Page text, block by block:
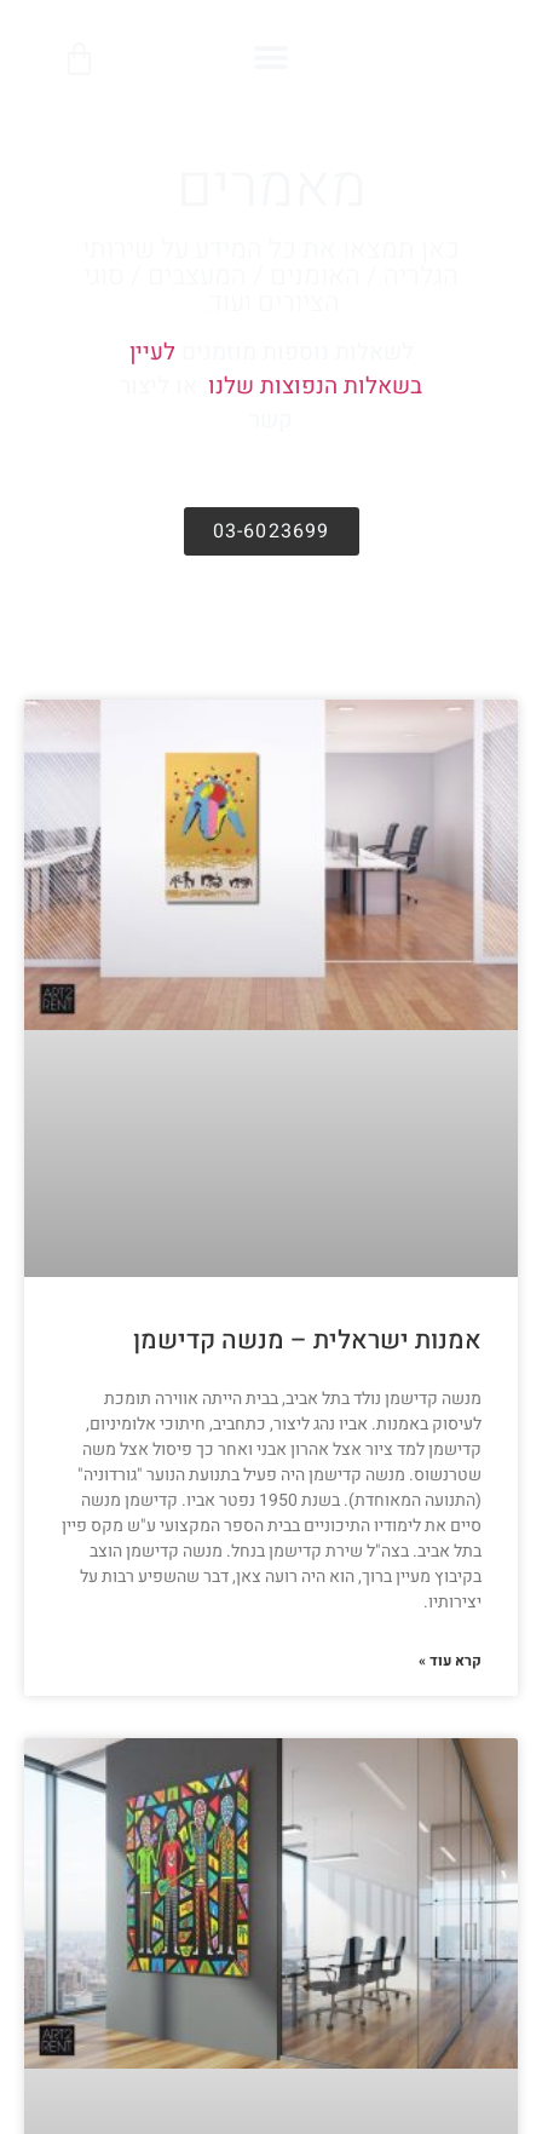
לעיין
בשאלות הנפוצות שלנו
03-6023699
אמנות ישראלית – מנשה קדישמן
מנשה קדישמן נולד בתל אביב, בבית הייתה אווירה תומכת
לעיסוק באמנות. אביו נהג ליצור, כתחביב, חיתוכי אלומיניום,
קדישמן למד ציור אצל אהרון אבני ואחר כך פיסול אצל משה
שטרנשוס. מנשה קדישמן היה פעיל בתנועת הנוער "גורדוניה"
(התנועה המאוחדת). בשנת 1950 נפטר אביו. קדישמן מנשה
סיים את לימודיו התיכוניים בבית הספר המקצועי ע"ש מקס פיין
בתל אביב. בצה"ל שירת קדישמן בנחל. מנשה קדישמן הוצב
בקיבוץ מעיין ברוך, הוא היה רועה צאן, דבר שהשפיע רבות על
יצירותיו.
קרא עוד »